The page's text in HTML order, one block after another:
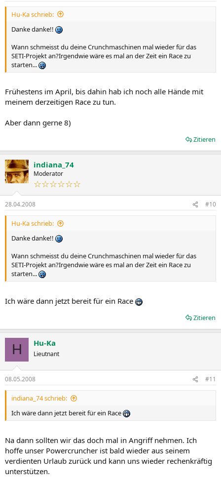
Hu-Ka schrieb:
Danke danke!!
Wann schmeisst du deine Crunchmaschinen mal wieder für das
SETI-Projekt an?Irgendwie wäre es mal an der Zeit ein Race zu
starten...
Frühestens im April, bis dahin hab ich noch alle Hände mit
meinem derzeitigen Race zu tun.
Aber dann gerne 8)
Zitieren
indiana_74
Moderator
☆☆☆☆☆☆
28.04.2008 #10
Hu-Ka schrieb:
Danke danke!!
Wann schmeisst du deine Crunchmaschinen mal wieder für das
SETI-Projekt an?Irgendwie wäre es mal an der Zeit ein Race zu
starten...
Ich wäre dann jetzt bereit für ein Race
Zitieren
H Hu-Ka
Lieutnant
08.05.2008 #11
indiana_74 schrieb:
Ich wäre dann jetzt bereit für ein Race
Na dann sollten wir das doch mal in Angriff nehmen. Ich
hoffe unser Powercruncher ist bald wieder aus seinem
verdienten Urlaub zurück und kann uns wieder rechenkräftig
unterstützen.